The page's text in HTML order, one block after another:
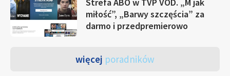
miłość”, „Barwy szczęścia” za
darmo i przedpremierowo
więcej poradników